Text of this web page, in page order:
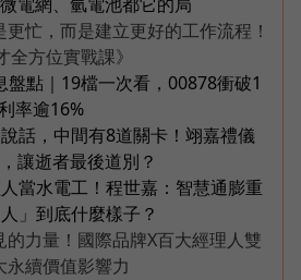
電網、氫電池都它的局
忙，而是建立更好的工作流程！
方位實戰課》
盤點｜19檔一次看，00878衝破1
率逾16%
話，中間有8道關卡！翊嘉禮儀
讓逝者最後道別？
當水電工！程世嘉：智慧通膨重
」到底什麼樣子？
力量！國際品牌X百大經理人雙
續價值影響力